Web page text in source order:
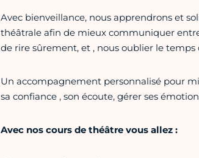
Avec bienveillance, nous apprendrons et
théâtrale afin de mieux communiquer
de rire sûrement, et , nous oublier le temps
Un accompagnement personnalisé pour
sa confiance , son écoute, gérer ses
Avec nos cours de théâtre vous allez :